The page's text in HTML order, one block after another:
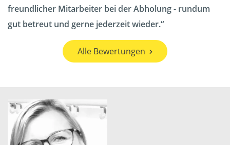
freundlicher Mitarbeiter bei der Abholung - rundum
gut betreut und gerne jederzeit wieder.
Alle Bewertungen